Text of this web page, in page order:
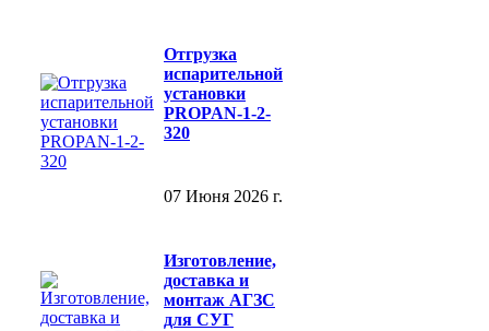
Отгрузка
испарительной
установки
PROPAN-1-2-
320
07 Июня 2026 г.
Изготовление,
доставка и
монтаж АГЗС
для СУГ